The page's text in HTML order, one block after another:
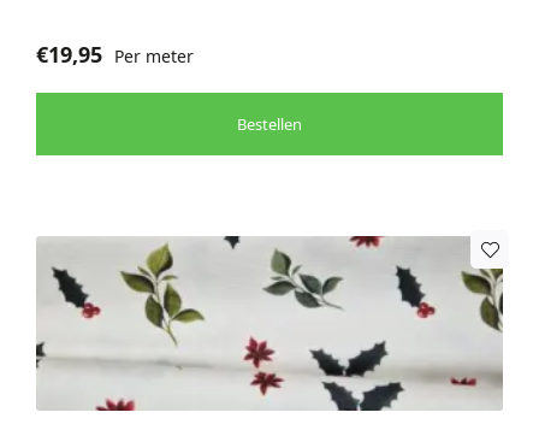
€19,95 Per meter
Bestellen